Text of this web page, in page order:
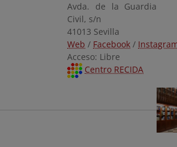
Avda. de la Guardia
Civil, s/n
41013 Sevilla
Web / Facebook /
Acceso: Libre
Centro RECIDA